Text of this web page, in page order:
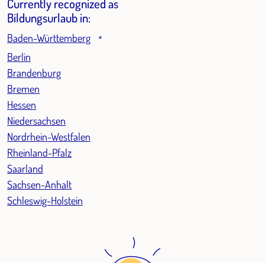
Currently recognized as
Bildungsurlaub in:
Baden-Württemberg *
Berlin
Brandenburg
Bremen
Hessen
Niedersachsen
Nordrhein-Westfalen
Rheinland-Pfalz
Saarland
Sachsen-Anhalt
Schleswig-Holstein